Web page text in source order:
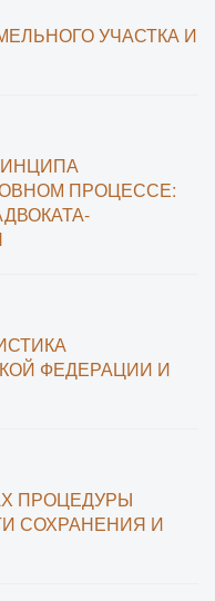
УЧАСТКА И
ПРОЦЕССЕ:
ФЕДЕРАЦИИ И
ПРОЦЕДУРЫ
СОХРАНЕНИЯ И